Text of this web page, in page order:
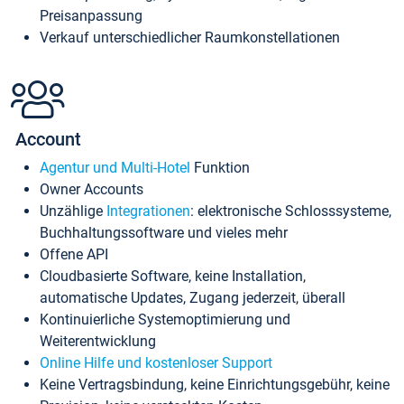
Preisanpassung
Verkauf unterschiedlicher Raumkonstellationen
Account
Agentur und Multi-Hotel Funktion
Owner Accounts
Unzählige Integrationen: elektronische Schlosssysteme,
Buchhaltungssoftware und vieles mehr
Offene API
Cloudbasierte Software, keine Installation,
automatische Updates, Zugang jederzeit, überall
Kontinuierliche Systemoptimierung und
Weiterentwicklung
Online Hilfe und kostenloser Support
Keine Vertragsbindung, keine Einrichtungsgebühr, keine